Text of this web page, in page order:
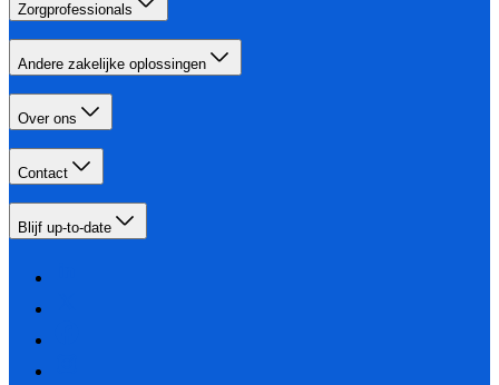
Zorgprofessionals
Andere zakelijke oplossingen
Over ons
Contact
Blijf up-to-date